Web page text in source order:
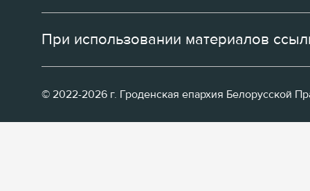
При использовании материалов
© 2022-2026 г. Гроденская епархия Белорусской